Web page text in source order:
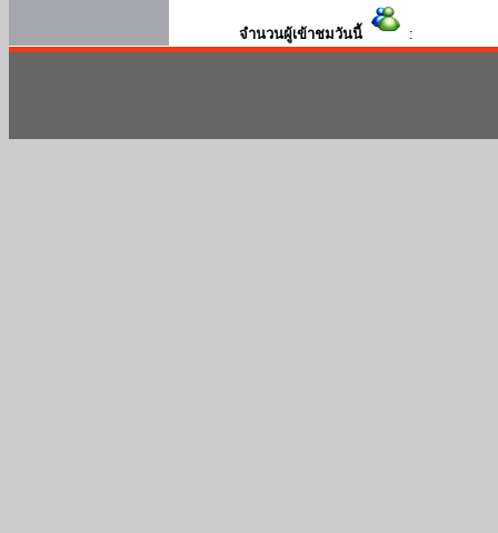
จำนวนผู้เข้าชมวันนี้ :